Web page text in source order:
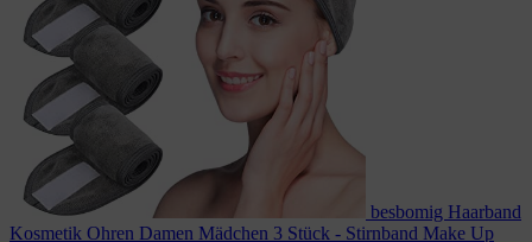
besbomig Haarband
Kosmetik Ohren Damen Mädchen 3 Stück - Stirnband Make Up